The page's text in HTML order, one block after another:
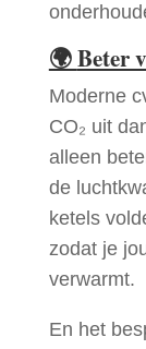
🌍Beter
Moderne
CO₂ uit
alleen
de
ketels
zodat je
verwarmt.
En het